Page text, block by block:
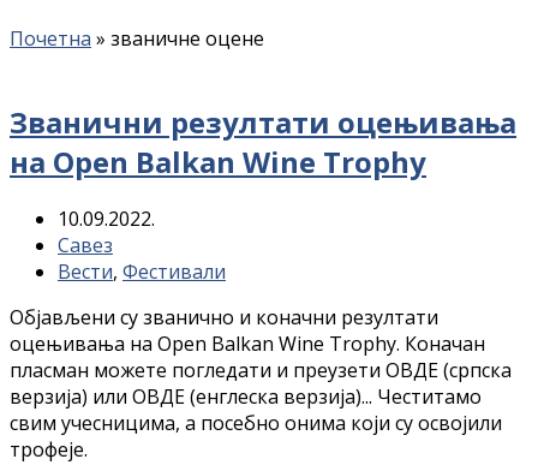
Почетна » званичне оцене
Званични резултати оцењивања
на Open Balkan Wine Trophy
10.09.2022.
Савез
Вести, Фестивали
Објављени су званично и коначни резултати
оцењивања на Open Balkan Wine Trophy. Коначан
пласман можете погледати и преузети ОВДЕ (српска
верзија) или ОВДЕ (енглеска верзија)... Честитамо
свим учесницима, а посебно онима који су освојили
трофеје.